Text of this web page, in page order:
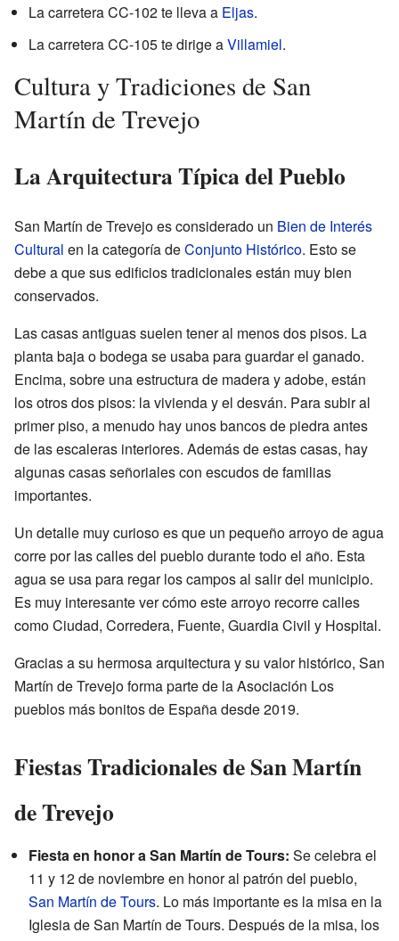
La carretera CC-102 te lleva a Eljas.
La carretera CC-105 te dirige aVillamiel.
Cultura y Tradiciones de San
Martín de Trevejo
La Arquitectura Típica del Pueblo
San Martín de Trevejo es considerado un Bien de Interés
Cultural en la categoría deConjunto Histórico. Esto se
debe a que sus edificios tradicionales están muy bien
conservados.
Las casas antiguas suelen tener al menos dos pisos. La
planta baja o bodega se usaba para guardar el ganado.
Encima, sobre una estructura de madera y adobe, están
los otros dos pisos: la vivienda y el desván. Para subir al
primer piso, a menudo hay unos bancos de piedra antes
de las escaleras interiores. Además de estas casas, hay
algunas casas señoriales con escudos de familias
importantes.
Un detalle muy curioso es que un pequeño arroyo de agua
corre por las calles del pueblo durante todo el año. Esta
agua se usa para regar los campos al salir del municipio.
Es muy interesante ver cómo este arroyo recorre calles
como Ciudad, Corredera, Fuente, Guardia Civil y Hospital.
Gracias a su hermosa arquitectura y su valor histórico, San
Martín de Trevejo forma parte de la Asociación Los
pueblos más bonitos de España desde 2019.
Fiestas Tradicionales de San Martín
de Trevejo
Fiesta en honor a San Martín de Tours: Se celebra el
11 y 12 de noviembre en honor al patrón del pueblo,
San Martín de Tours. Lo más importante es la misa en la
Iglesia de San Martín de Tours. Después de la misa, los